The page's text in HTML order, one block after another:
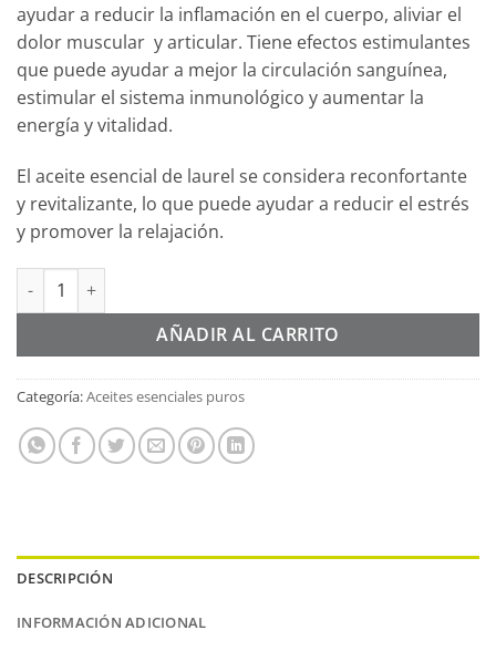
ayudar a reducir la inflamación en el cuerpo, aliviar el
dolor muscular y articular. Tiene efectos estimulantes
que puede ayudar a mejor la circulación sanguínea,
estimular el sistema inmunológico y aumentar la
energía y vitalidad.
El aceite esencial de laurel se considera reconfortante
y revitalizante, lo que puede ayudar a reducir el estrés
y promover la relajación.
Aceite Esencial LAUREL 100% puro y natural Eco 10 ml.
AÑADIR AL CARRITO
Alternative:
Categoría:Aceites esenciales puros
DESCRIPCIÓN
INFORMACIÓN ADICIONAL